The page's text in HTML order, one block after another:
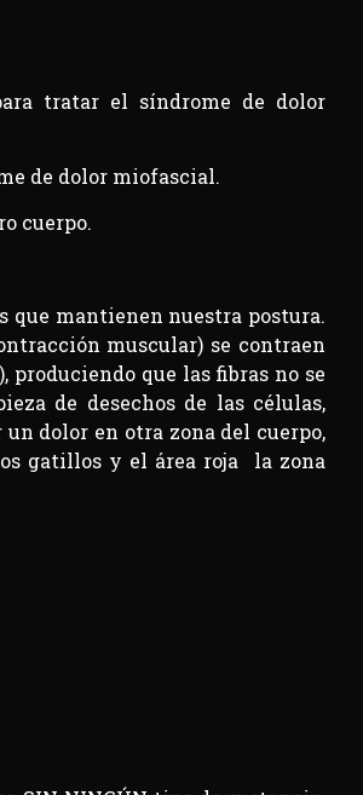
tratar el síndrome de dolor
de dolor miofascial.
cuerpo.
que mantienen nuestra postura.
muscular) se contraen
que las fibras no se
de desechos de las células,
dolor en otra zona del cuerpo,
gatillos y el área roja la zona